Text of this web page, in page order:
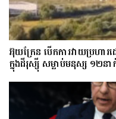
អ៊ុយក្រែន បើកការវាយប្រហ
ក្នុងដីរុស្ស៊ី សម្លាប់មនុស្ស ១២នា